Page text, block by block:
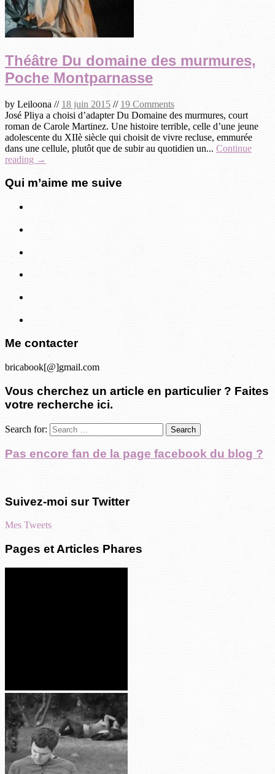
Théâtre Du domaine des murmures,
Poche Montparnasse
by Leiloona // 18 juin 2015 // 19 Comments
José Pliya a choisi d’adapter Du Domaine des murmures, court
roman de Carole Martinez. Une histoire terrible, celle d’une jeune
adolescente du XIIè siècle qui choisit de vivre recluse, emmurée
dans une cellule, plutôt que de subir au quotidien un... Continue
reading →
Qui m’aime me suive
Me contacter
bricabook[@]gmail.com
Vous cherchez un article en particulier ? Faites
votre recherche ici.
Search for:
Pas encore fan de la page facebook du blog ?
Suivez-moi sur Twitter
Mes Tweets
Pages et Articles Phares